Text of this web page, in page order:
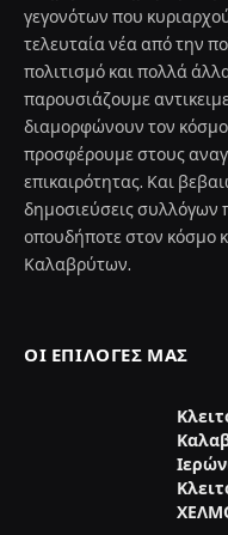
γεγονότων που
τελευταία νέα από την
πολιτισμό και πολλά
παρουσιάζουμε
διαμορφώνουν τον
προσφέρουμε στους
επικαιρότητας. Και
δημοσιεύσεις συλλόγων
οπουδήποτε στον κόσμο
Καλαβρύτων.
ΟΙ ΕΠΙΛΟΓΈΣ ΜΑΣ